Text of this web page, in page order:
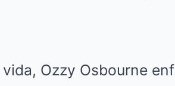
Ozzy Osbourne